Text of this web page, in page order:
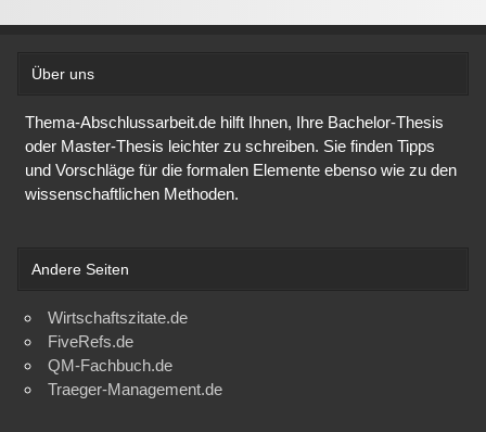
Über uns
Thema-Abschlussarbeit.de hilft Ihnen, Ihre Bachelor-Thesis
oder Master-Thesis leichter zu schreiben. Sie finden Tipps
und Vorschläge für die formalen Elemente ebenso wie zu den
wissenschaftlichen Methoden.
Andere Seiten
Wirtschaftszitate.de
FiveRefs.de
QM-Fachbuch.de
Traeger-Management.de